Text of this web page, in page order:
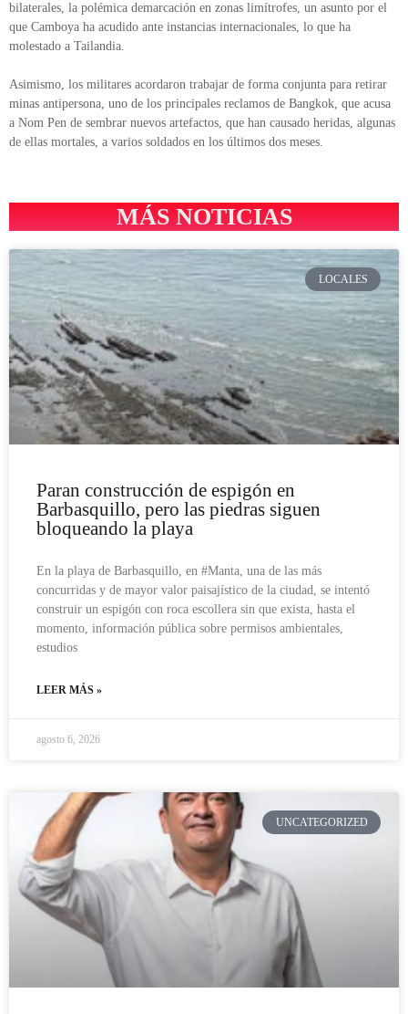
bilaterales, la polémica demarcación en zonas limítrofes, un asunto por el
que Camboya ha acudido ante instancias internacionales, lo que ha
molestado a Tailandia.
Asimismo, los militares acordaron trabajar de forma conjunta para retirar
minas antipersona, uno de los principales reclamos de Bangkok, que acusa
a Nom Pen de sembrar nuevos artefactos, que han causado heridas, algunas
de ellas mortales, a varios soldados en los últimos dos meses.
MÁS NOTICIAS
LOCALES
Paran construcción de espigón en
Barbasquillo, pero las piedras siguen
bloqueando la playa
En la playa de Barbasquillo, en #Manta, una de las más
concurridas y de mayor valor paisajístico de la ciudad, se intentó
construir un espigón con roca escollera sin que exista, hasta el
momento, información pública sobre permisos ambientales,
estudios
LEER MÁS »
agosto 6, 2026
UNCATEGORIZED